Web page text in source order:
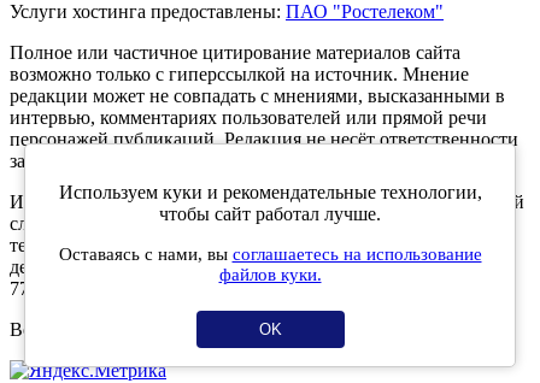
Услуги хостинга предоставлены: ПАО "Ростелеком"
Полное или частичное цитирование материалов сайта
возможно только с гиперссылкой на источник. Мнение
редакции может не совпадать с мнениями, высказанными в
интервью, комментариях пользователей или прямой речи
персонажей публикаций. Редакция не несёт ответственности
за текст комментариев читателей.
Интернет-портал Kirov.online зарегистрирован в Федеральной
службе по надзору в сфере связи, информационных
технологий и массовых коммуникаций (Роскомнадзор) 5
декабря 2019 года. Регистрационный номер ЭЛ № ФС 77 -
77189.
Возрастное ограничение 12+
Используем куки и рекомендательные технологии,
чтобы сайт работал лучше.
Оставаясь с нами, вы соглашаетесь на использование
файлов куки.
OK